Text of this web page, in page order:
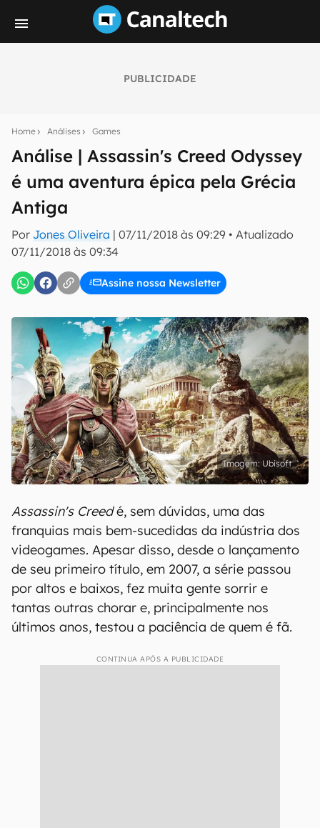
PUBLICIDADE
Home Análises Games
Análise | Assassin's Creed Odyssey
é uma aventura épica pela Grécia
Antiga
Por Jones Oliveira | 07/11/2018 às 09:29 • Atualizado
07/11/2018 às 09:34
Assine nossa Newsletter
notícias e reviews sobre tecnologia em primeira
mão.
E-mail
inscreva-se
Confirmo que li, aceito e concordo com os Termos de
Uso e Política de Privacidade do Canaltech.
Ubisoft
Assassin's Creedé, sem dúvidas, uma das
franquias mais bem-sucedidas da indústria dos
videogames. Apesar disso, desde o lançamento
de seu primeiro título, em 2007, a série passou
por altos e baixos, fez muita gente sorrir e
tantas outras chorar e, principalmente nos
últimos anos, testou a paciência de quem é fã.
CONTINUA APÓS A PUBLICIDADE